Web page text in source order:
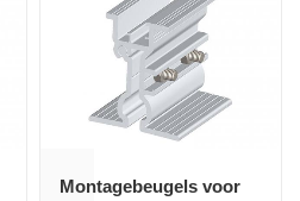
Dakbeugels 2#